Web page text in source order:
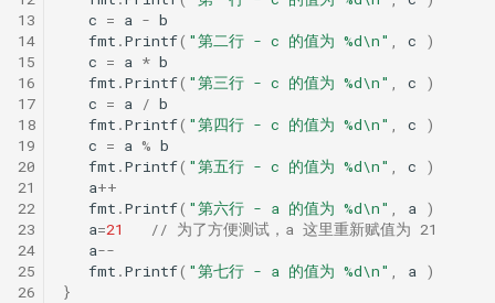
公共子序列
13
14
15
16
17
18
19
20
21
22
23
24
25
26
c = a - b
fmt .Printf( "第二行 - c 的值为 %d\n" c
)
c = a * b
fmt .Printf( "第三行 - c 的值为 %d\n" c
)
c = a / b
fmt .Printf( "第四行 - c 的值为 %d\n" c
)
c = a % b
fmt .Printf( "第五行 - c 的值为 %d\n" c
)
a++
fmt .Printf( "第六行 - a 的值为 %d\n" a
)
a=21
// 为了方便测试，a 这里重新赋值为 21
a--
fmt .Printf( "第七行 - a 的值为 %d\n" a
)
}